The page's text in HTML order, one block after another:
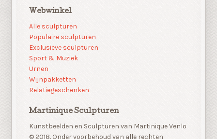
Webwinkel
Alle sculpturen
Populaire sculpturen
Exclusieve sculpturen
Sport & Muziek
Urnen
Wijnpakketten
Relatiegeschenken
Martinique Sculpturen
Kunstbeelden en Sculpturen van Martinique Venlo
© 2018. Onder voorbehoud van alle rechten